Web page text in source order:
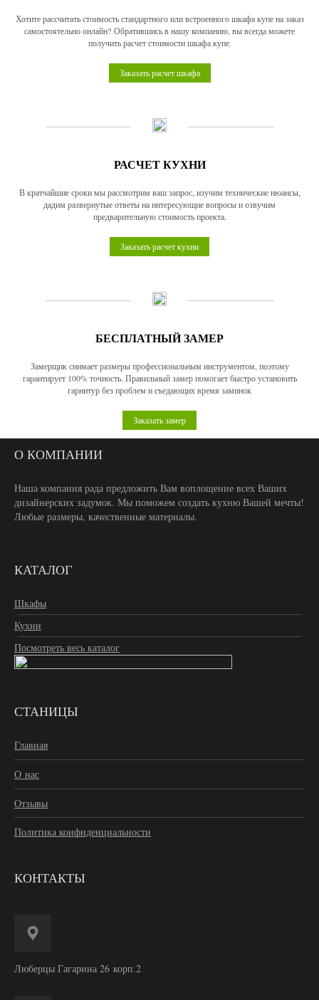
Хотите рассчитать стоимость стандартного или встроенного шкафа купе на заказ
самостоятельно онлайн? Обратившись в нашу компанию, вы всегда можете
получить расчет стоимости шкафа купе.
Заказать расчет шкафа
РАСЧЕТ КУХНИ
В кратчайшие сроки мы рассмотрим ваш запрос, изучим технические нюансы,
дадим развернутые ответы на интересующие вопросы и озвучим
предварительную стоимость проекта.
Заказать расчет кухни
БЕСПЛАТНЫЙ ЗАМЕР
Замерщик снимает размеры профессиональным инструментом, поэтому
гарантирует 100% точность. Правильный замер помогает быстро установить
гарнитур без проблем и съедающих время заминок
Заказать замер
О КОМПАНИИ
Наша компания рада предложить Вам воплощение всех Ваших
дизайнерских задумок. Мы поможем создать кухню Вашей мечты!
Любые размеры, качественные материалы.
КАТАЛОГ
Шкафы
Кухни
Посмотреть весь каталог
СТАНИЦЫ
Главная
О нас
Отзывы
Политика конфиденциальности
КОНТАКТЫ
Люберцы Гагарина 26 корп.2